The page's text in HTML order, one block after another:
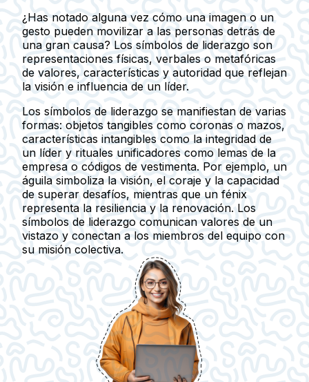
¿Has notado alguna vez cómo una imagen o un
gesto pueden movilizar a las personas detrás de
una gran causa? Los símbolos de liderazgo son
representaciones físicas, verbales o metafóricas
de valores, características y autoridad que reflejan
la visión e influencia de un líder.
Los símbolos de liderazgo se manifiestan de varias
formas: objetos tangibles como coronas o mazos,
características intangibles como la integridad de
un líder y rituales unificadores como lemas de la
empresa o códigos de vestimenta. Por ejemplo, un
águila simboliza la visión, el coraje y la capacidad
de superar desafíos, mientras que un fénix
representa la resiliencia y la renovación. Los
símbolos de liderazgo comunican valores de un
vistazo y conectan a los miembros del equipo con
su misión colectiva.